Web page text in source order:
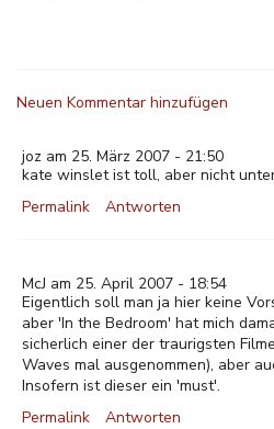
Neuen Kommentar hinzufügen
joz am 25. März 2007 - 21:50
kate winslet ist toll, aber nicht
Permalink
Antworten
McJ am 25. April 2007 - 18:54
Eigentlich soll man ja hier keine
aber 'In the Bedroom' hat mich
sicherlich einer der traurigsten
Waves mal ausgenommen), aber
Insofern ist dieser ein 'must'.
Permalink
Antworten